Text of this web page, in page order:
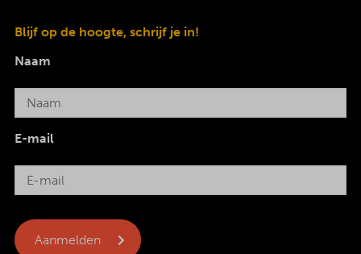
Blijf op de hoogte, schrijf je in!
Naam
E-mail